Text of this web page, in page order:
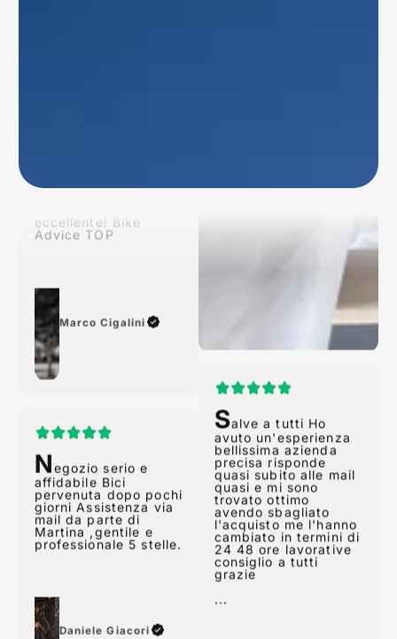
eccellente! Bike
Marco Cigalini
Negozio serio e
pervenuta dopo pochi
giorni Assistenza via
mail da parte di
Martina ,gentile e
professionale 5 stelle.
Daniele Giacori
Salve a tutti Ho
avuto un'esperienza
bellissima azienda
precisa risponde
quasi subito alle mail
quasi e mi sono
trovato ottimo
avendo sbagliato
l'acquisto me l'hanno
cambiato in termini di
24 48 ore lavorative
consiglio a tutti